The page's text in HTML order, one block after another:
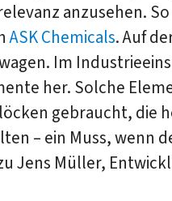
anzusehen. So
ASK Chemicals. Auf
Im
her. Solche
gebraucht, die
– ein Muss, wenn
Jens Müller,